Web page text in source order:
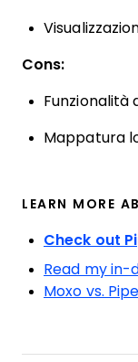
Cons:
Funzionalità
Mappatura
LEARN MORE
Check out
Read my in-
Moxo vs.